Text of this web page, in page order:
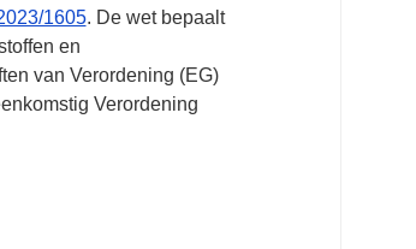
1605. De wet bepaalt
en
van Verordening (EG)
Verordening